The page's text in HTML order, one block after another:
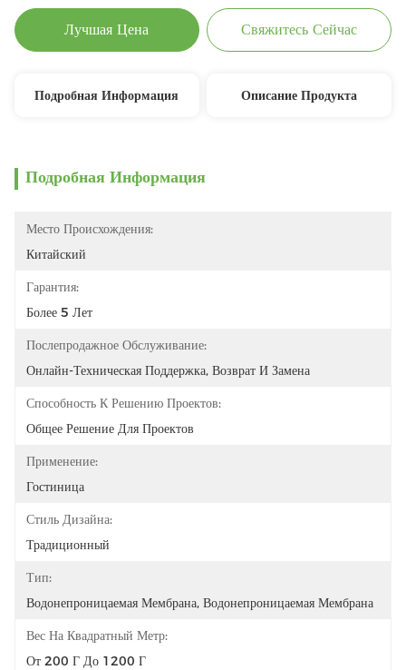
Лучшая Цена Свяжитесь Сейчас
Подробная Информация Описание Продукта
Подробная Информация
Место Происхождения:
Китайский
Гарантия:
Более 5 Лет
Послепродажное Обслуживание:
Онлайн-Техническая Поддержка, Возврат И Замена
Способность К Решению Проектов:
Общее Решение Для Проектов
Применение:
Гостиница
Стиль Дизайна:
Традиционный
Тип:
Водонепроницаемая Мембрана, Водонепроницаемая Мембрана
Вес На Квадратный Метр:
От 200 Г До 1200 Г